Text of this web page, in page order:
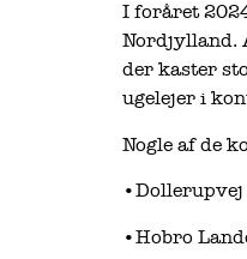
I foråret
Nordjylland.
der kaster
ugelejer i
Nogle af de
•Hobro